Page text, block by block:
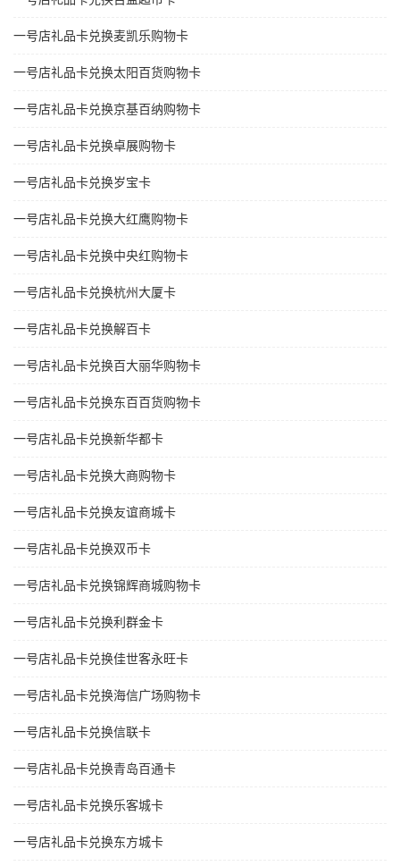
一号店礼品卡兑换麦凯乐购物卡
一号店礼品卡兑换太阳百货购物卡
一号店礼品卡兑换京基百纳购物卡
一号店礼品卡兑换卓展购物卡
一号店礼品卡兑换岁宝卡
一号店礼品卡兑换大红鹰购物卡
一号店礼品卡兑换中央红购物卡
一号店礼品卡兑换杭州大厦卡
一号店礼品卡兑换解百卡
一号店礼品卡兑换百大丽华购物卡
一号店礼品卡兑换东百百货购物卡
一号店礼品卡兑换新华都卡
一号店礼品卡兑换大商购物卡
一号店礼品卡兑换友谊商城卡
一号店礼品卡兑换双币卡
一号店礼品卡兑换锦辉商城购物卡
一号店礼品卡兑换利群金卡
一号店礼品卡兑换佳世客永旺卡
一号店礼品卡兑换海信广场购物卡
一号店礼品卡兑换信联卡
一号店礼品卡兑换青岛百通卡
一号店礼品卡兑换乐客城卡
一号店礼品卡兑换东方城卡